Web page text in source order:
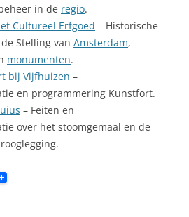
in de regio.
Cultureel Erfgoed – Historische
Stelling van Amsterdam,
monumenten.
bij Vijfhuizen –
en programmering Kunstfort.
– Feiten en
over het stoomgemaal en de